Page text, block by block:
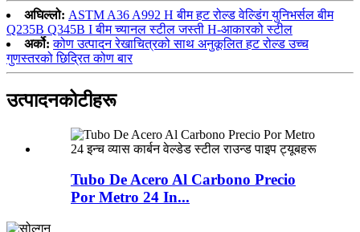
अघिल्लो: ASTM A36 A992 H बीम हट रोल्ड वेल्डिंग युनिभर्सल बीम
Q235B Q345B I बीम च्यानल स्टील जस्ती H-आकारको स्टील
अर्को: कोण उत्पादन रेखाचित्रको साथ अनुकूलित हट रोल्ड उच्च
गुणस्तरको छिद्रित कोण बार
उत्पादनकोटीहरू
Tubo De Acero Al Carbono Precio
Por Metro 24 In...